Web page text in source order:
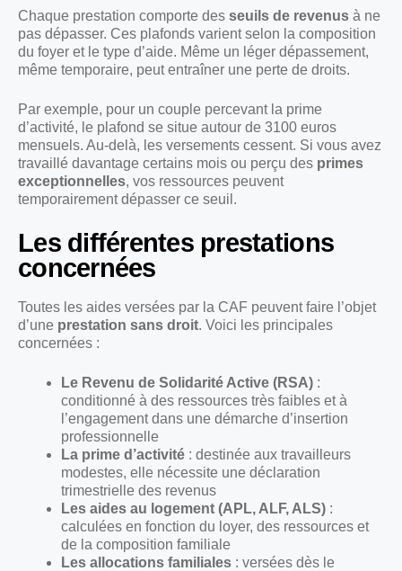
Chaque prestation comporte des seuils de revenus à ne
pas dépasser. Ces plafonds varient selon la composition
du foyer et le type d’aide. Même un léger dépassement,
même temporaire, peut entraîner une perte de droits.
Par exemple, pour un couple percevant la prime
d’activité, le plafond se situe autour de 3100 euros
mensuels. Au-delà, les versements cessent. Si vous avez
travaillé davantage certains mois ou perçu des primes
exceptionnelles, vos ressources peuvent
temporairement dépasser ce seuil.
Les différentes prestations
concernées
Toutes les aides versées par la CAF peuvent faire l’objet
d’une prestation sans droit. Voici les principales
concernées :
Le Revenu de Solidarité Active (RSA) :
conditionné à des ressources très faibles et à
l’engagement dans une démarche d’insertion
professionnelle
La prime d’activité : destinée aux travailleurs
modestes, elle nécessite une déclaration
trimestrielle des revenus
Les aides au logement (APL, ALF, ALS) :
calculées en fonction du loyer, des ressources et
de la composition familiale
Les allocations familiales : versées dès le